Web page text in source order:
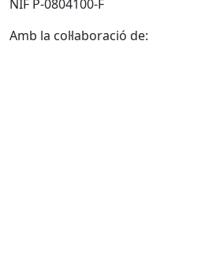
NIF P-0804100-F
Amb la col·laboració de: